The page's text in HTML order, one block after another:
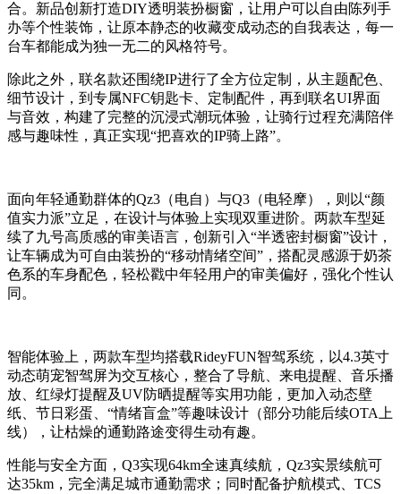
合。新品创新打造DIY透明装扮橱窗，让用户可以自由陈列手
办等个性装饰，让原本静态的收藏变成动态的自我表达，每一
台车都能成为独一无二的风格符号。
除此之外，联名款还围绕IP进行了全方位定制，从主题配色、
细节设计，到专属NFC钥匙卡、定制配件，再到联名UI界面
与音效，构建了完整的沉浸式潮玩体验，让骑行过程充满陪伴
感与趣味性，真正实现“把喜欢的IP骑上路”。
面向年轻通勤群体的Qz3（电自）与Q3（电轻摩），则以“颜
值实力派”立足，在设计与体验上实现双重进阶。两款车型延
续了九号高质感的审美语言，创新引入“半透密封橱窗”设计，
让车辆成为可自由装扮的“移动情绪空间”，搭配灵感源于奶茶
色系的车身配色，轻松戳中年轻用户的审美偏好，强化个性认
同。
智能体验上，两款车型均搭载RideyFUN智驾系统，以4.3英寸
动态萌宠智驾屏为交互核心，整合了导航、来电提醒、音乐播
放、红绿灯提醒及UV防晒提醒等实用功能，更加入动态壁
纸、节日彩蛋、“情绪盲盒”等趣味设计（部分功能后续OTA上
线），让枯燥的通勤路途变得生动有趣。
性能与安全方面，Q3实现64km全速真续航，Qz3实景续航可
达35km，完全满足城市通勤需求；同时配备护航模式、TCS